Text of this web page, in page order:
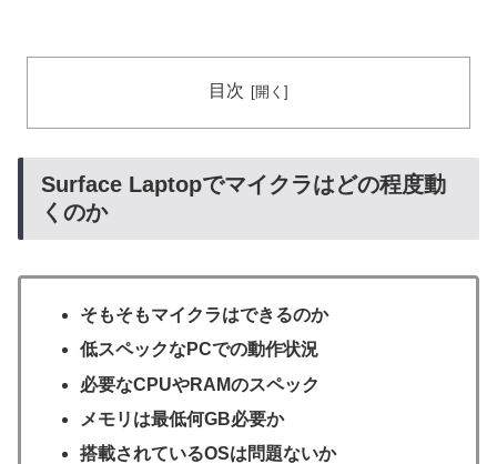
目次
Surface Laptopでマイクラはどの程度動
くのか
そもそもマイクラはできるのか
低スペックなPCでの動作状況
必要なCPUやRAMのスペック
メモリは最低何GB必要か
搭載されているOSは問題ないか